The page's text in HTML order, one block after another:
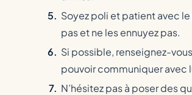
Soyez poli et patient avec
pas et ne les ennuyez pas.
Si possible, renseignez-
pouvoir communiquer avec
N’hésitez pas à poser des